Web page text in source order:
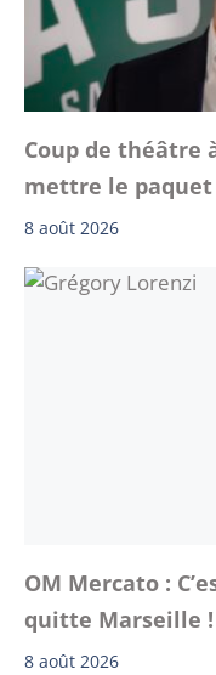
Coup de théâtre
mettre le paquet
8 août 2026
OM Mercato :
quitte Marseille !
8 août 2026